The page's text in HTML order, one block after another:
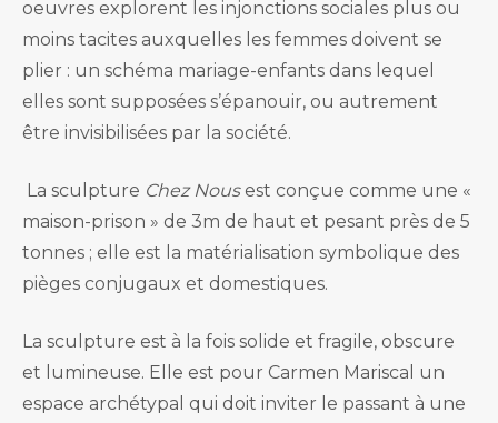
oeuvres explorent les injonctions sociales plus ou
moins tacites auxquelles les femmes doivent se
plier : un schéma mariage-enfants dans lequel
elles sont supposées s’épanouir, ou autrement
être invisibilisées par la société.
La sculpture Chez Nousest conçue comme une «
maison-prison » de 3m de haut et pesant près de 5
tonnes ; elle est la matérialisation symbolique des
pièges conjugaux et domestiques.
La sculpture est à la fois solide et fragile, obscure
et lumineuse. Elle est pour Carmen Mariscal un
espace archétypal qui doit inviter le passant à une